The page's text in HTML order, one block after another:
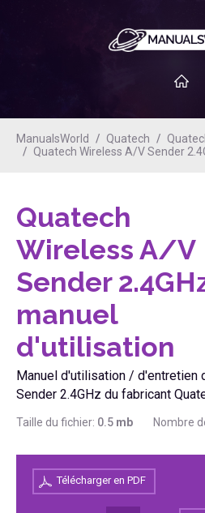
ManualsWorld Quatech
Quatech Wireless A/V Sender
Quatech
Wireless A/V
Sender
manuel
d'utilisation
Manuel d'utilisation / d'entretien
Sender 2.4GHz du fabricant
Taille du fichier: 0.5 mb Nombre
Télécharger en PDF